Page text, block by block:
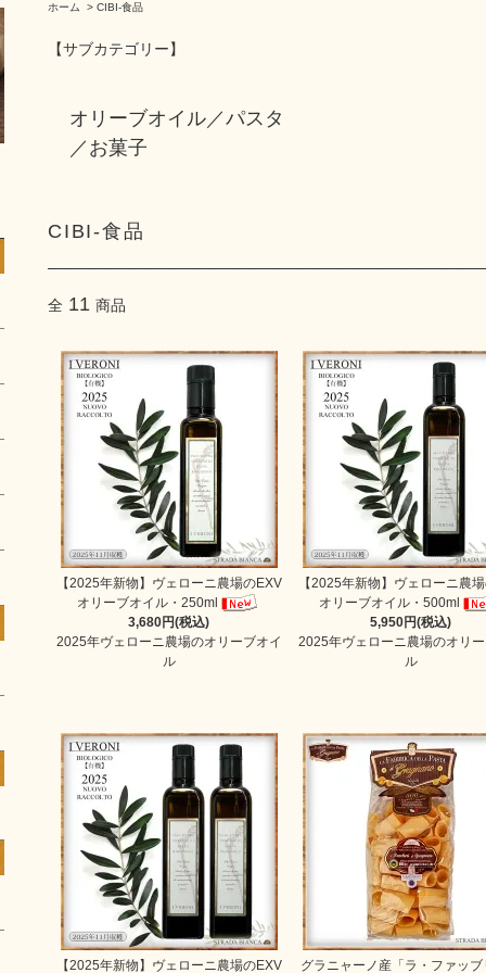
ホーム > CIBI-食品
【サブカテゴリー】
オリーブオイル／パスタ
／お菓子
CIBI-食品
全 11 商品
【2025年新物】ヴェローニ農場のEXV
オリーブオイル・250ml
3,680円(税込)
2025年ヴェローニ農場のオリーブオイ
ル
【2025年新物】ヴェローニ農
オリーブオイル・500ml
5,950円(税込)
2025年ヴェローニ農場のオリ
ル
【2025年新物】ヴェローニ農場のEXV グラニャーノ産「ラ・ファッブ